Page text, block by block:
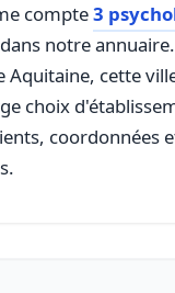
compte3
notre
Aquitaine, cette
choix
coordonnées